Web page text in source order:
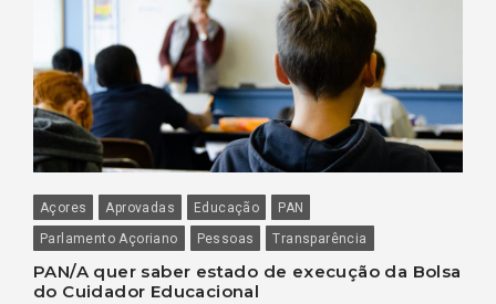
Açores Aprovadas Educação
PAN
Parlamento Açoriano
Pessoas Transparência
PAN/A quer saber estado de execução da Bolsa
do Cuidador Educacional